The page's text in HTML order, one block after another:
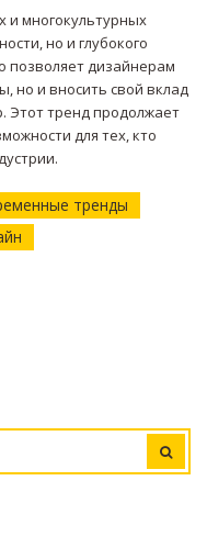
и многокультурных
но и глубокого
позволяет дизайнерам
но и вносить свой вклад
Этот тренд продолжает
для тех, кто
тренды